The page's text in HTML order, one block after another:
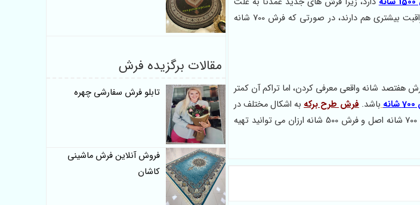
داشتن ظرافت بیشتر نازک هستند و همین امر باعث حساس تر شدنشان شده است و نیاز به مراقبت بیشتری هم دارند، در صورتی که فرش 700 شانه
شما تحت عنوان فرش هفتصد شانه واقعی معرفی کردن، اما تراکم آن کمتر
باشد.فرش طرح برکهبه اشکال مختلف در
ظریف، فرش 700 شانه اصل و فرش 500 شانه ارزان می توانید تهیه
مقالات برگزیده فرش
تابلو فرش سفارشی چهره
فروش آنلاین فرش ماشینی
کاشان